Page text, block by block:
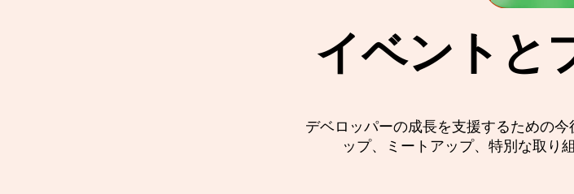
イベントと
デベロッパーの成長を支援するための
ップ、ミートアップ、特別な取り